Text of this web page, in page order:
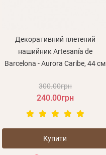
Декоративний плетений
нашийник Artesanía de
Barcelona - Aurora Caribe, 44 см
300.00грн
240.00грн
Купити